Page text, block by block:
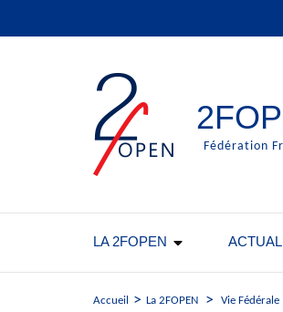
Fédération
LA 2FOPEN
Accueil > La 2FOPEN > Vie Fédérale